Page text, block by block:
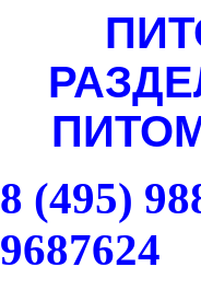
8 (495)
9687624